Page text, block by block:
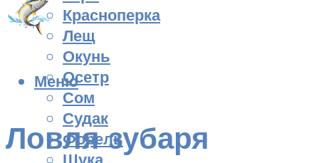
Красноперка
Лещ
Окунь
Осетр
Сом
Судак
Форель
Меню
Ловля зубаря